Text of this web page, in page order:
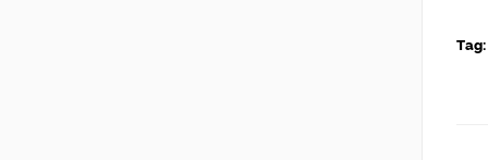
Tag: